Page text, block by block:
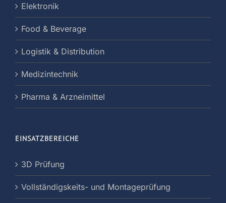
Elektronik
Food & Beverage
Logistik & Distribution
Medizintechnik
Pharma & Arzneimittel
EINSATZBEREICHE
3D Prüfung
Vollständigskeits- und Montageprüfung